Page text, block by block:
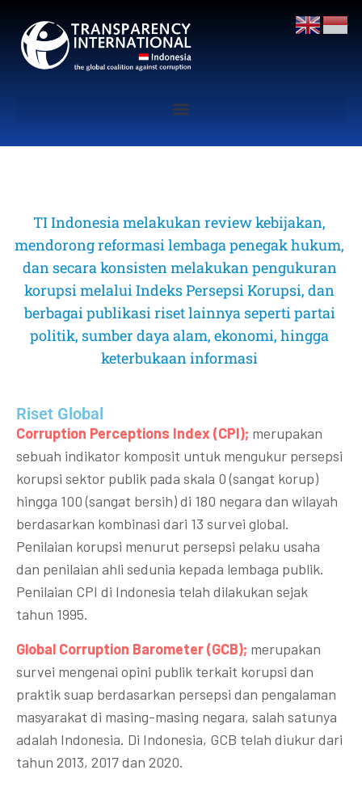
TI Indonesia melakukan review kebijakan,
mendorong reformasi lembaga penegak hukum,
dan secara konsisten melakukan pengukuran
korupsi melalui Indeks Persepsi Korupsi, dan
berbagai publikasi riset lainnya seperti partai
politik, sumber daya alam, ekonomi, hingga
keterbukaan informasi
Riset Global​
Corruption Perceptions Index (CPI); merupakan
sebuah indikator komposit untuk mengukur persepsi
korupsi sektor publik pada skala 0 (sangat korup)
hingga 100 (sangat bersih) di 180 negara dan wilayah
berdasarkan kombinasi dari 13 survei global.
Penilaian korupsi menurut persepsi pelaku usaha
dan penilaian ahli sedunia kepada lembaga publik.
Penilaian CPI di Indonesia telah dilakukan sejak
tahun 1995.
Global Corruption Barometer (GCB); merupakan
survei mengenai opini publik terkait korupsi dan
praktik suap berdasarkan persepsi dan pengalaman
masyarakat di masing-masing negara, salah satunya
adalah Indonesia. Di Indonesia, GCB telah diukur dari
tahun 2013, 2017 dan 2020.